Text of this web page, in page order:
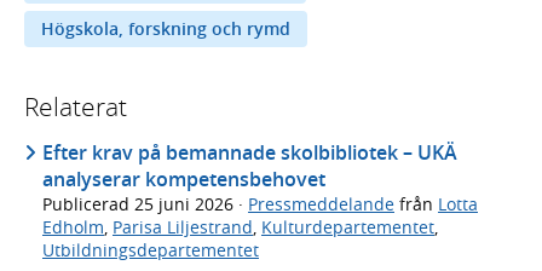
Högskola, forskning och rymd
Relaterat
Efter krav på bemannade skolbibliotek – UKÄ
analyserar kompetensbehovet
Publicerad 25 juni 2026 · Pressmeddelande från Lotta
Edholm, Parisa Liljestrand, Kulturdepartementet,
Utbildningsdepartementet